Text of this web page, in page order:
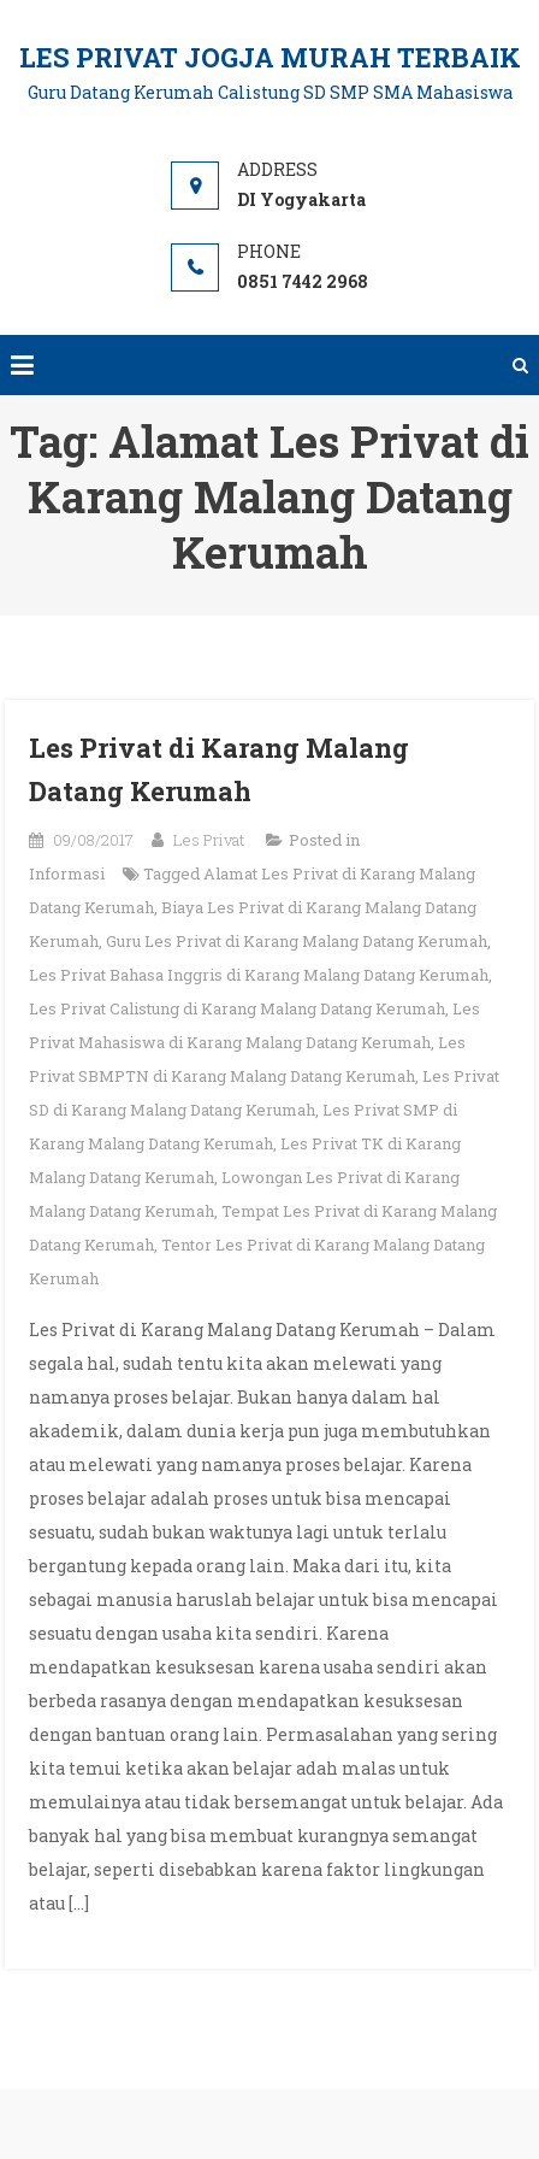
content
LES PRIVAT JOGJA MURAH TERBAIK
Guru Datang Kerumah Calistung SD SMP SMA Mahasiswa
DI Yogyakarta
0851 7442 2968
Tag: Alamat Les Privat di
Karang Malang Datang
Kerumah
Les Privat di Karang Malang
Datang Kerumah
09/08/2017 Les Privat
Posted in
Informasi
TaggedAlamat Les Privat di Karang Malang
Datang Kerumah, Biaya Les Privat di Karang Malang Datang
Kerumah, Guru Les Privat di Karang Malang Datang Kerumah,
Les Privat Bahasa Inggris di Karang Malang Datang Kerumah,
Les Privat Calistung di Karang Malang Datang Kerumah, Les
Privat Mahasiswa di Karang Malang Datang Kerumah, Les
Privat SBMPTN di Karang Malang Datang Kerumah, Les Privat
SD di Karang Malang Datang Kerumah, Les Privat SMP di
Karang Malang Datang Kerumah, Les Privat TK di Karang
Malang Datang Kerumah, Lowongan Les Privat di Karang
Malang Datang Kerumah, Tempat Les Privat di Karang Malang
Datang Kerumah, Tentor Les Privat di Karang Malang Datang
Kerumah
Les Privat di Karang Malang Datang Kerumah – Dalam
segala hal, sudah tentu kita akan melewati yang
namanya proses belajar. Bukan hanya dalam hal
akademik, dalam dunia kerja pun juga membutuhkan
atau melewati yang namanya proses belajar. Karena
proses belajar adalah proses untuk bisa mencapai
sesuatu, sudah bukan waktunya lagi untuk terlalu
bergantung kepada orang lain. Maka dari itu, kita
sebagai manusia haruslah belajar untuk bisa mencapai
sesuatu dengan usaha kita sendiri. Karena
mendapatkan kesuksesan karena usaha sendiri akan
berbeda rasanya dengan mendapatkan kesuksesan
dengan bantuan orang lain. Permasalahan yang sering
kita temui ketika akan belajar adah malas untuk
memulainya atau tidak bersemangat untuk belajar. Ada
banyak hal yang bisa membuat kurangnya semangat
belajar, seperti disebabkan karena faktor lingkungan
atau […]